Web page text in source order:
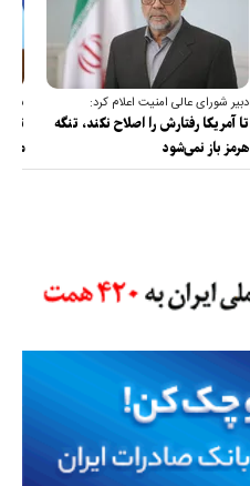
دبیر شورای عالی امنیت اعلام کرد:
تا آمریکا رفتارش را اصلاح نکند، تنگه
هرمز باز نمی‌شود